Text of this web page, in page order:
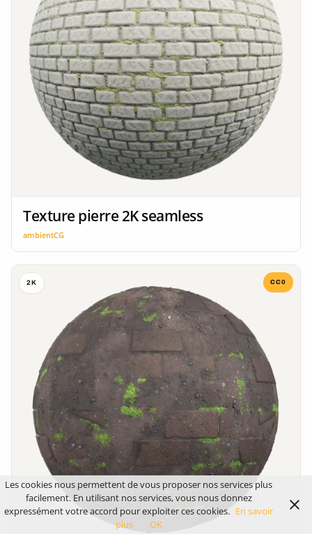
Texture pierre 2K seamless
ambientCG
2K CC0
Les cookies nous permettent de vous proposer nos services plus
facilement. En utilisant nos services, vous nous donnez
expressément votre accord pour exploiter ces cookies. En savoir
plus
OK